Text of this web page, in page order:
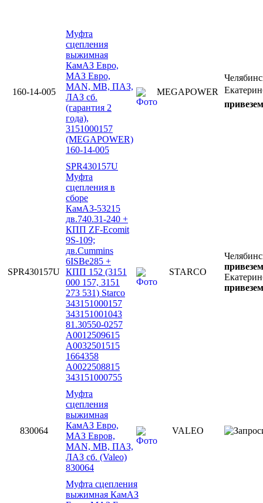
160-14-005
Муфта
сцепления
выжимная
КамАЗ Евро,
МАЗ Евро,
MAN, MB, ПАЗ,
ЛАЗ сб.
(гарантия 2
года),
3151000157
(MEGAPOWER)
160-14-005
MEGAPOWER
SPR430157U
SPR430157U
Муфта
сцепления в
сборе
КамАЗ-53215
дв.740.31-240 +
КПП ZF-Ecomit
9S-109;
дв.Cummins
6ISBe285 +
КПП 152 (3151
000 157, 3151
273 531) Starco
343151000157
343151001043
81.30550-0257
A0012509615
A0032501515
1664358
A0022508815
343151000755
STARCO
830064
Муфта
сцепления
выжимная
КамАЗ Евро,
МАЗ Евров,
MAN, MB, ПАЗ,
ЛАЗ сб. (Valeo)
830064
VALEO
Муфта сцепления
выжимная КамАЗ